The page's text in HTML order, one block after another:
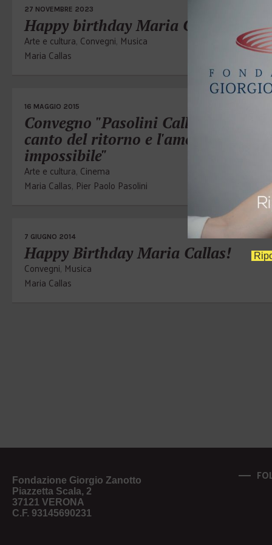
27 NOVEMBRE 2023
Happy birthday Maria Callas!
Arte e cultura, Convegni, Musica
Maria Callas
16 MAGGIO 2015
Convegno "Pasolini Callas. Il
canto del ritorno e l'amore
impossibile"
Arte e cultura, Cinema
Maria Callas, Pier Paolo Pasolini
7 GIUGNO 2014
Happy Birthday Maria Callas!
Convegni, Musica
Maria Callas
Fondazione Giorgio Zanotto
Piazzetta Scala, 2
37121 VERONA
C.F. 93145690231